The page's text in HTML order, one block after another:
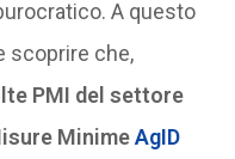
A questo
scoprire che,
PMI del settore
MinimeAgID